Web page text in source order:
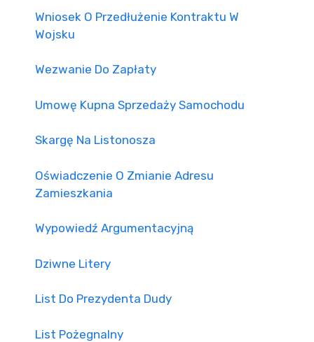
Wniosek O Przedłużenie Kontraktu W
Wojsku
Wezwanie Do Zapłaty
Umowę Kupna Sprzedaży Samochodu
Skargę Na Listonosza
Oświadczenie O Zmianie Adresu
Zamieszkania
Wypowiedź Argumentacyjną
Dziwne Litery
List Do Prezydenta Dudy
List Pożegnalny